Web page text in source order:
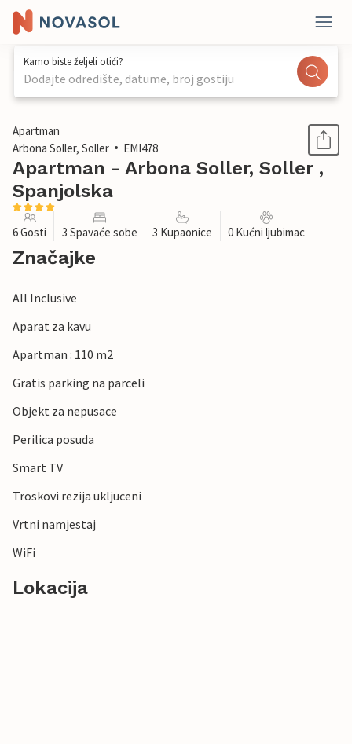
Kamo biste željeli otići?
Dodajte odredište, datume, broj gostiju
1 / 42
Apartman
Arbona Soller, Soller
EMI478
Apartman - Arbona Soller, Soller ,
Spanjolska
6 Gosti 3 Spavaće sobe 3 Kupaonice 0 Kućni ljubimac
Značajke
All Inclusive
Aparat za kavu
Apartman : 110 m2
Gratis parking na parceli
Objekt za nepusace
Perilica posuda
Smart TV
Troskovi rezija ukljuceni
Vrtni namjestaj
WiFi
Lokacija